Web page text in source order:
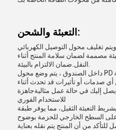
التعبئة والشحن:
ويتم تغليف محول التوصيل الكهربائي (PD) بشكل آمن في عبوة
مصممة لضمان سلامة المنتج أثناء
داخل الصندوق ، يتم وضع محول PD داخل إدخال رغوة واقية
صدمات أو تأثيرات قد تحدث أثناء
إليك في حالة عمل مثاليةجاهزة
للاستخدام الفوري
التعبئة الثقيل، مما يوفر طبقة
السطح الخارجي للحزمة بوضوح
من أن المنتج يتم نقله بعناية